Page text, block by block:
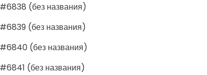
#6838 (без названия)
#6839 (без названия)
#6840 (без названия)
#6841 (без названия)